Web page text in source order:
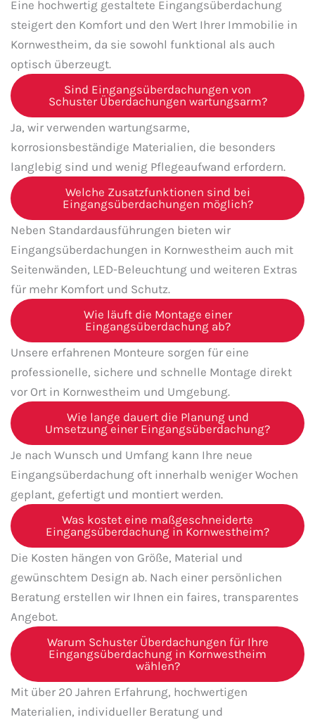
Eine hochwertig gestaltete Eingangsüberdachung
steigert den Komfort und den Wert Ihrer Immobilie in
Kornwestheim, da sie sowohl funktional als auch
optisch überzeugt.
Sind Eingangsüberdachungen von
Schuster Überdachungen wartungsarm?
Ja, wir verwenden wartungsarme,
korrosionsbeständige Materialien, die besonders
langlebig sind und wenig Pflegeaufwand erfordern.
Welche Zusatzfunktionen sind bei
Eingangsüberdachungen möglich?
Neben Standardausführungen bieten wir
Eingangsüberdachungen in Kornwestheim auch mit
Seitenwänden, LED-Beleuchtung und weiteren Extras
für mehr Komfort und Schutz.
Wie läuft die Montage einer
Eingangsüberdachung ab?
Unsere erfahrenen Monteure sorgen für eine
professionelle, sichere und schnelle Montage direkt
vor Ort in Kornwestheim und Umgebung.
Wie lange dauert die Planung und
Umsetzung einer Eingangsüberdachung?
Je nach Wunsch und Umfang kann Ihre neue
Eingangsüberdachung oft innerhalb weniger Wochen
geplant, gefertigt und montiert werden.
Was kostet eine maßgeschneiderte
Eingangsüberdachung in Kornwestheim?
Die Kosten hängen von Größe, Material und
gewünschtem Design ab. Nach einer persönlichen
Beratung erstellen wir Ihnen ein faires, transparentes
Angebot.
Warum Schuster Überdachungen für Ihre
Eingangsüberdachung in Kornwestheim
wählen?
Mit über 20 Jahren Erfahrung, hochwertigen
Materialien, individueller Beratung und